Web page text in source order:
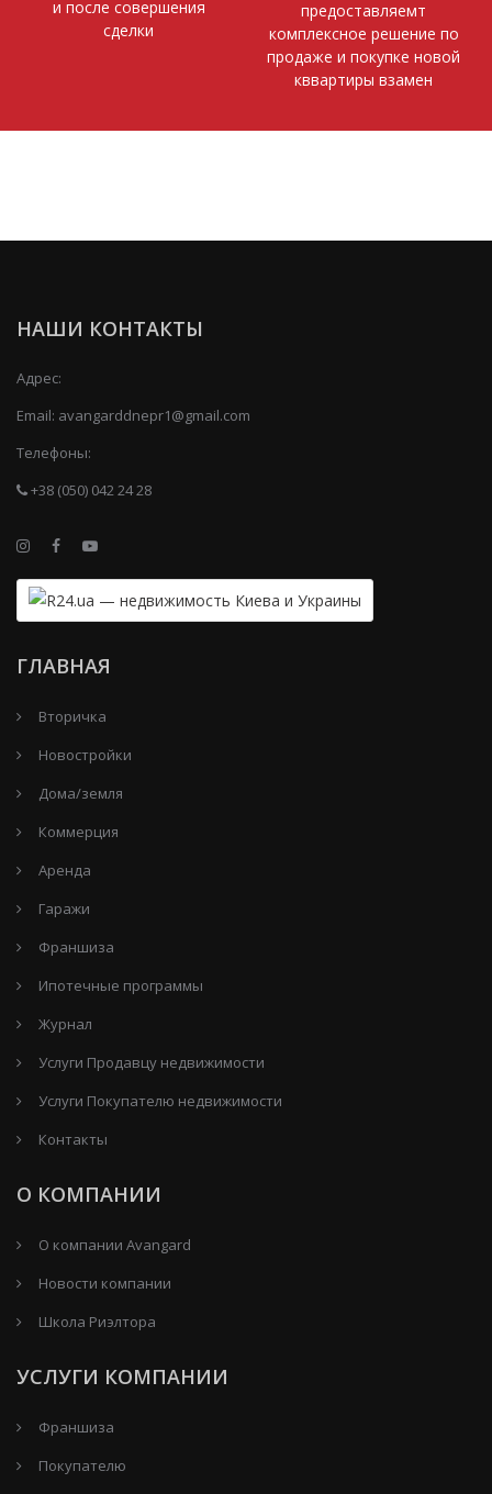
и после совершения
сделки
предоставляемт
комплексное решение по
продаже и покупке новой
кввартиры взамен
НАШИ КОНТАКТЫ
Адрес:
Email: avangarddnepr1@gmail.com
Телефоны:
+38 (050) 042 24 28
ГЛАВНАЯ
Вторичка
Новостройки
Дома/земля
Коммерция
Аренда
Гаражи
Франшиза
Ипотечные программы
Журнал
Услуги Продавцу недвижимости
Услуги Покупателю недвижимости
Контакты
О КОМПАНИИ
О компании Avangard
Новости компании
Школа Риэлтора
УСЛУГИ КОМПАНИИ
Франшиза
Покупателю